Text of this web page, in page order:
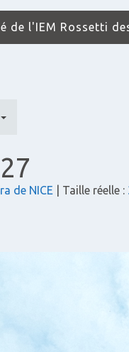
de l'IEM Rossetti
de NICE | Taille réelle :